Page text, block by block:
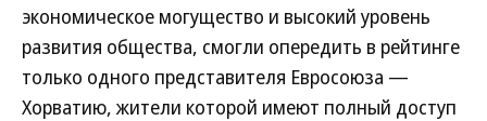
экономическое могущество и высокий уровень
развития общества, смогли опередить в рейтинге
только одного представителя Евросоюза —
Хорватию, жители которой имеют полный доступ